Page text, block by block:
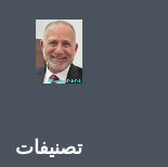
تصنيفات